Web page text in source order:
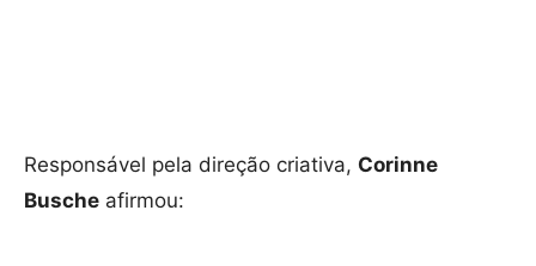
Responsável pela direção criativa, Corinne
Busche afirmou: